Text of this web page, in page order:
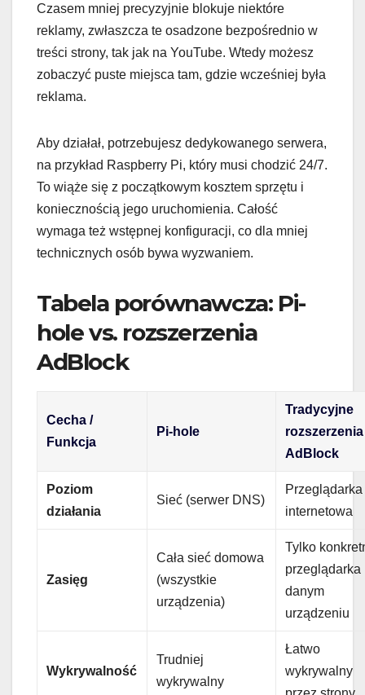
Czasem mniej precyzyjnie blokuje niektóre
reklamy, zwłaszcza te osadzone bezpośrednio w
treści strony, tak jak na YouTube. Wtedy możesz
zobaczyć puste miejsca tam, gdzie wcześniej była
reklama.
Aby działał, potrzebujesz dedykowanego serwera,
na przykład Raspberry Pi, który musi chodzić 24/7.
To wiąże się z początkowym kosztem sprzętu i
koniecznością jego uruchomienia. Całość
wymaga też wstępnej konfiguracji, co dla mniej
technicznych osób bywa wyzwaniem.
Tabela porównawcza: Pi-
hole vs. rozszerzenia
AdBlock
Cecha /
Funkcja
Pi-hole
Tradycyjne
rozszerzenia
AdBlock
Poziom
działania
Sieć (serwer DNS)
Przeglądarka
internetowa
Zasięg
Cała sieć domowa
(wszystkie
urządzenia)
Tylko
przeglądarka
danym
urządzeniu
Wykrywalność
Trudniej
wykrywalny
Łatwo
wykrywalny